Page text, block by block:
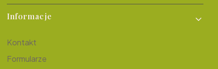
Informacje
Kontakt
Formularze